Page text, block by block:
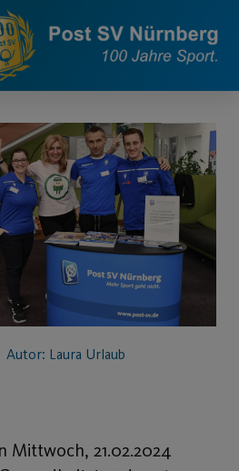
Autor: Laura Urlaub
Mittwoch, 21.02.2024